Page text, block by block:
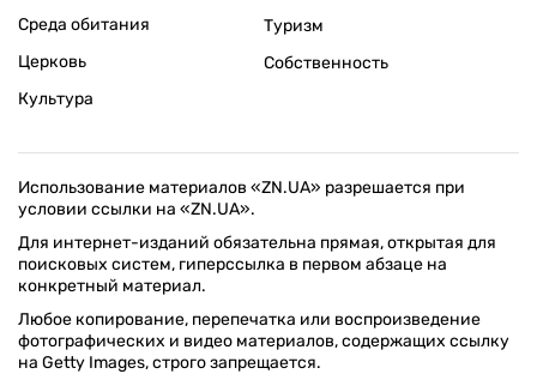
Среда обитания
Церковь
Культура
Туризм
Собственность
Использование материалов «ZN.UA» разрешается при
условии ссылки на «ZN.UA».
Для интернет-изданий обязательна прямая, открытая для
поисковых систем, гиперссылка в первом абзаце на
конкретный материал.
Любое копирование, перепечатка или воспроизведение
фотографических и видео материалов, содержащих ссылку
на Getty Images, строго запрещается.